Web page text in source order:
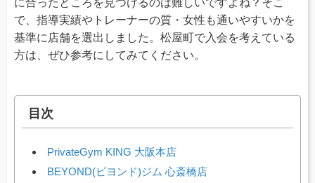
で、指導実績やトレーナーの質・女性も通いやすいかを
基準に店舗を選出しました。松屋町で入会を考えている
方は、ぜひ参考にしてみてください。
目次
PrivateGym KING 大阪本店
BEYOND(ビヨンド)ジム 心斎橋店